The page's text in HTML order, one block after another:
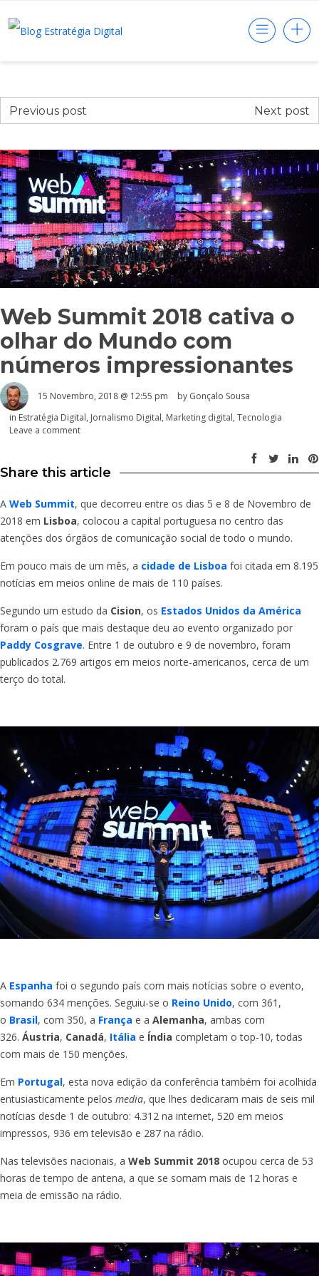
Previous post Next post
Web Summit 2018 cativa o
olhar do Mundo com
números impressionantes
15 Novembro, 2018 @ 12:55 pm by Gonçalo Sousa
in Estratégia Digital, Jornalismo Digital, Marketing digital, Tecnologia
Leave a comment
Share this article
A Web Summit, que decorreu entre os dias 5 e 8 de Novembro de
2018 em Lisboa, colocou a capital portuguesa no centro das
atenções dos órgãos de comunicação social de todo o mundo.
Em pouco mais de um mês, a cidade de Lisboa foi citada em 8.195
notícias em meios online de mais de 110 países.
Segundo um estudo da Cision, os Estados Unidos da América
foram o país que mais destaque deu ao evento organizado por
Paddy Cosgrave. Entre 1 de outubro e 9 de novembro, foram
publicados 2.769 artigos em meios norte-americanos, cerca de um
terço do total.
A Espanha foi o segundo país com mais notícias sobre o evento,
somando 634 menções. Seguiu-se o Reino Unido, com 361,
o Brasil, com 350, a França e a Alemanha, ambas com
326. Áustria, Canadá, Itália e Índia completam o top-10, todas
com mais de 150 menções.
Em Portugal, esta nova edição da conferência também foi acolhida
entusiasticamente pelos media, que lhes dedicaram mais de seis mil
notícias desde 1 de outubro: 4.312 na internet, 520 em meios
impressos, 936 em televisão e 287 na rádio.
Nas televisões nacionais, a Web Summit 2018 ocupou cerca de 53
horas de tempo de antena, a que se somam mais de 12 horas e
meia de emissão na rádio.